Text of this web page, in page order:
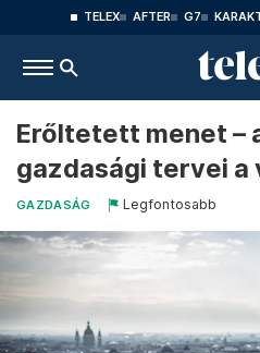
TELEX AFTER G7
Erőltetett menet –
gazdasági tervei a
GAZDASÁG Legfontosabb